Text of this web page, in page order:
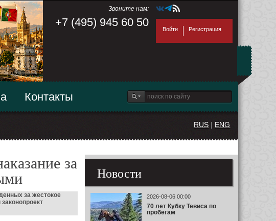
Звоните нам:
+7 (495) 945 60 50
Войти Регистрация
Контакты
RUS | ENG
за
за жестокое
Новости
2026-08-06 00:00
70 лет Кубку Тевиса по
пробегам